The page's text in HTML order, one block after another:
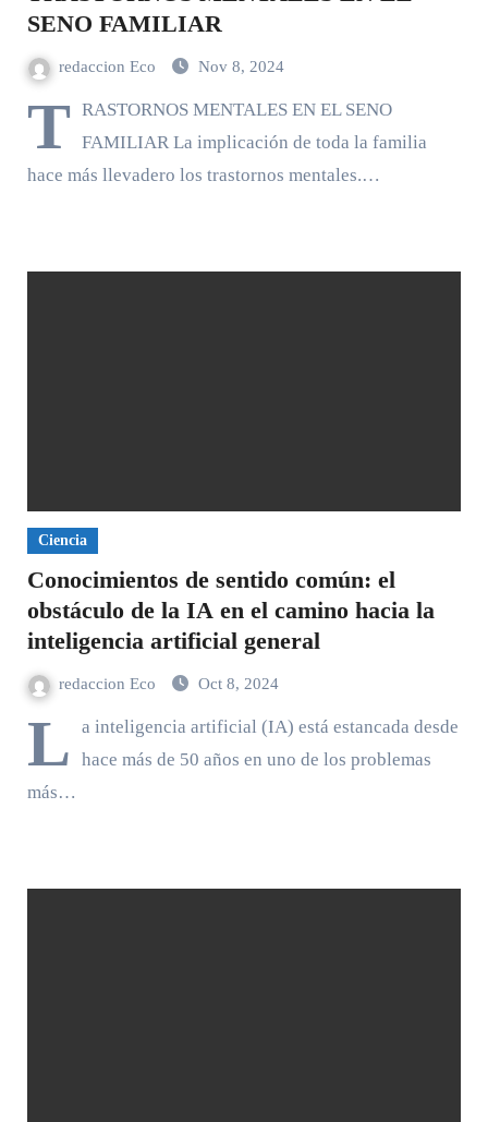
SENO FAMILIAR
redaccion Eco Nov 8, 2024
T RASTORNOS MENTALES EN EL SENO
FAMILIAR La implicación de toda la familia
hace más llevadero los trastornos mentales.…
Ciencia
Conocimientos de sentido común: el
obstáculo de la IA en el camino hacia la
inteligencia artificial general
redaccion Eco Oct 8, 2024
L
a inteligencia artificial (IA) está estancada desde
hace más de 50 años en uno de los problemas
más…